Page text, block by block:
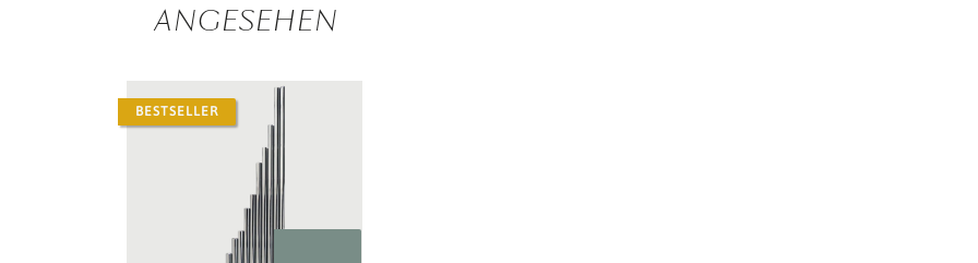
ANGESEHEN
BESTSELLER